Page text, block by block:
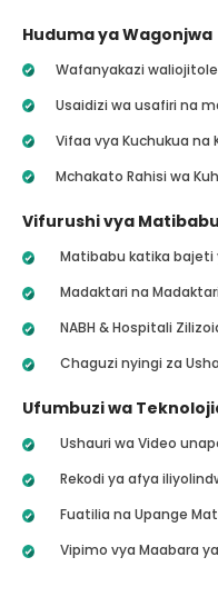
Huduma ya Wagonjwa
Wafanyakazi
Usaidizi wa usafiri na
Vifaa vya Kuchukua na
Mchakato Rahisi wa
Vifurushi vya Matibabu
Matibabu katika bajeti
Madaktari na
NABH & Hospitali
Chaguzi nyingi za
Ufumbuzi wa
Ushauri wa Video
Rekodi ya afya
Fuatilia na Upange
Vipimo vya Maabara